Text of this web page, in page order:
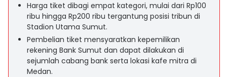
Harga tiket dibagi empat kategori, mulai dari Rp100
ribu hingga Rp200 ribu tergantung posisi tribun di
Stadion Utama Sumut.
Pembelian tiket mensyaratkan kepemilikan
rekening Bank Sumut dan dapat dilakukan di
sejumlah cabang bank serta lokasi kafe mitra di
Medan.